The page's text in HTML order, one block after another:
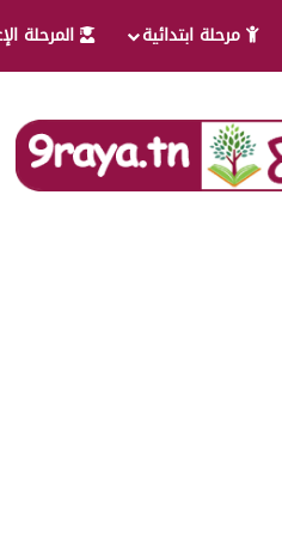
مرحلة ابتدائية المرحلة